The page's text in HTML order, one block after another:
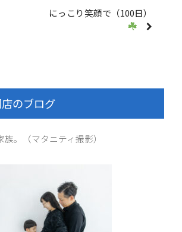
にっこり笑顔で（100日）
のブログ
。（マタニティ撮影）